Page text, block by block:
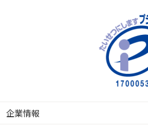
企業情報